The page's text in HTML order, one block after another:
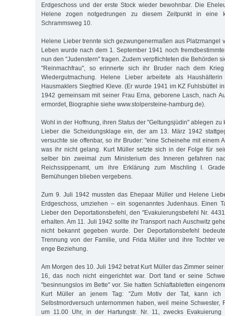
Erdgeschoss und der erste Stock wieder bewohnbar. Die
Helene zogen notgedrungen zu diesem Zeitpunkt in eine
Schrammsweg 10.
Helene Lieber trennte sich gezwungenermaßen aus Platzmangel
Leben wurde nach dem 1. September 1941 noch
nun den "Judenstern" tragen. Zudem verpflichteten die Behörden
"Reinmachfrau", so erinnerte sich ihr Bruder nach dem
Wiedergutmachung. Helene Lieber arbeitete als
Hausmaklers Siegfried Kleve. (Er wurde 1941 im KZ Fuhlsbüttel
1942 gemeinsam mit seiner Frau Erna, geborene Lasch, nach
ermordet, Biographie siehe www.stolpersteine-hamburg.de).
Wohl in der Hoffnung, ihren Status der "Geltungsjüdin" ablegen zu
Lieber die Scheidungsklage ein, der am 13. März 1942
versuchte sie offenbar, so ihr Bruder: "eine Scheinehe mit einem
was ihr nicht gelang. Kurt Müller setzte sich in der Folge für
selber bin zweimal zum Ministerium des Inneren gefahren
Reichssippenamt, um ihre Erklärung zum Mischling I.
Bemühungen blieben vergebens.
Zum 9. Juli 1942 mussten das Ehepaar Müller und Helene
Erdgeschoss, umziehen – ein sogenanntes Judenhaus. Einen
Lieber den Deportationsbefehl, den "Evakuierungsbefehl Nr.
erhalten. Am 11. Juli 1942 sollte ihr Transport nach Auschwitz
nicht bekannt gegeben wurde. Der Deportationsbefehl
Trennung von der Familie, und Frida Müller und ihre Tochter
enge Beziehung.
Am Morgen des 10. Juli 1942 betrat Kurt Müller das Zimmer
16, das noch nicht eingerichtet war. Dort fand er seine
"besinnungslos im Bette" vor. Sie hatten Schlaftabletten
Kurt Müller an jenem Tag: "Zum Motiv der Tat, kann
Selbstmordversuch unternommen haben, weil meine Schwester,
um 11.00 Uhr, in der Hartungstr. Nr. 11, zwecks Evakuierung